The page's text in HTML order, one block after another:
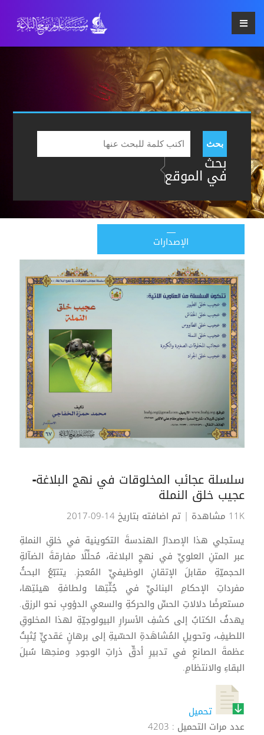
بحث
بحث
في الموقع
الإصدارات
سلسلة عجائب المخلوقات في نهج البلاغة-
عجيب خلق النملة
11K مشاهدة
| تم اضافته بتاريخ 14-09-2017
يستجلي هذا الإصدارُ الهندسةَ التكوينية في خلقِ النملةِ
عبر المتنِ العلويِّ في نهجِ البلاغة، مُحلِّلًا مفارقةَ الضآلةِ
الحجميّةِ مقابلَ الإتقانِ الوظيفيِّ المُعجزِ. يتتبّعُ البحثُ
مفرداتِ الإحكامِ البنائيِّ في جُثّتِها ولطافةِ هيئتِها،
مستعرضًا دلالاتِ الحسِّ والحركةِ والسعيِ الدؤوبِ نحو الرزق.
يهدفُ الكتابُ إلى كشفِ الأسرارِ البيولوجيّةِ لهذا المخلوقِ
اللطيفِ، وتحويلِ المُشاهَدةِ الحسّيةِ إلى برهانٍ عَقديٍّ يُثبِتُ
عظمةَ الصانعِ في تدبيرِ أدقِّ ذراتِ الوجودِ ومنحِها سُبلَ
البقاءِ والانتظامِ.
تحميل
عدد مرات التحميل : 4203